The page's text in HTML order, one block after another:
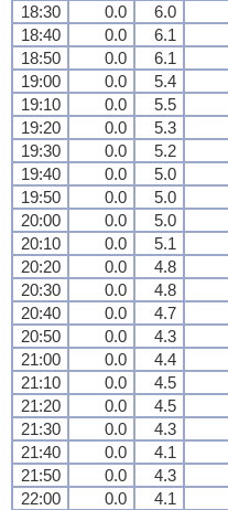
18:30
0.0 6.0
18:40
0.0 6.1
18:50
0.0 6.1
19:00
0.0 5.4
19:10
0.0 5.5
19:20
0.0 5.3
19:30
0.0 5.2
19:40
0.0 5.0
19:50
0.0 5.0
20:00
0.0 5.0
20:10
0.0 5.1
20:20
0.0 4.8
20:30
0.0 4.8
20:40
0.0 4.7
20:50
0.0 4.3
21:00
0.0 4.4
21:10
0.0 4.5
21:20
0.0 4.5
21:30
0.0 4.3
21:40
0.0 4.1
21:50
0.0 4.3
22:00
0.0 4.1